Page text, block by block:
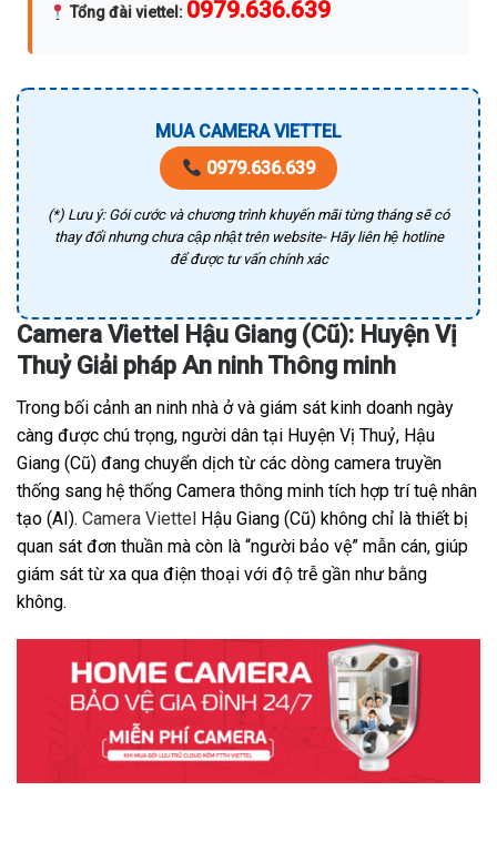
Tổng đài viettel : 0979.636.639
MUA CAMERA VIETTEL
0979.636.639
(*) Lưu ý: Gói cước và chương trình khuyến mãi từng tháng sẽ có
thay đổi nhưng chưa cập nhật trên website- Hãy liên hệ hotline
để được tư vấn chính xác
Camera Viettel Hậu Giang (Cũ): Huyện Vị
Thuỷ Giải pháp An ninh Thông minh
Trong bối cảnh an ninh nhà ở và giám sát kinh doanh ngày
càng được chú trọng, người dân tại Huyện Vị Thuỷ, Hậu
Giang (Cũ) đang chuyển dịch từ các dòng camera truyền
thống sang hệ thống Camera thông minh tích hợp trí tuệ nhân
tạo (AI). Camera Viettel Hậu Giang (Cũ) không chỉ là thiết bị
quan sát đơn thuần mà còn là “người bảo vệ” mẫn cán, giúp
giám sát từ xa qua điện thoại với độ trễ gần như bằng
không.